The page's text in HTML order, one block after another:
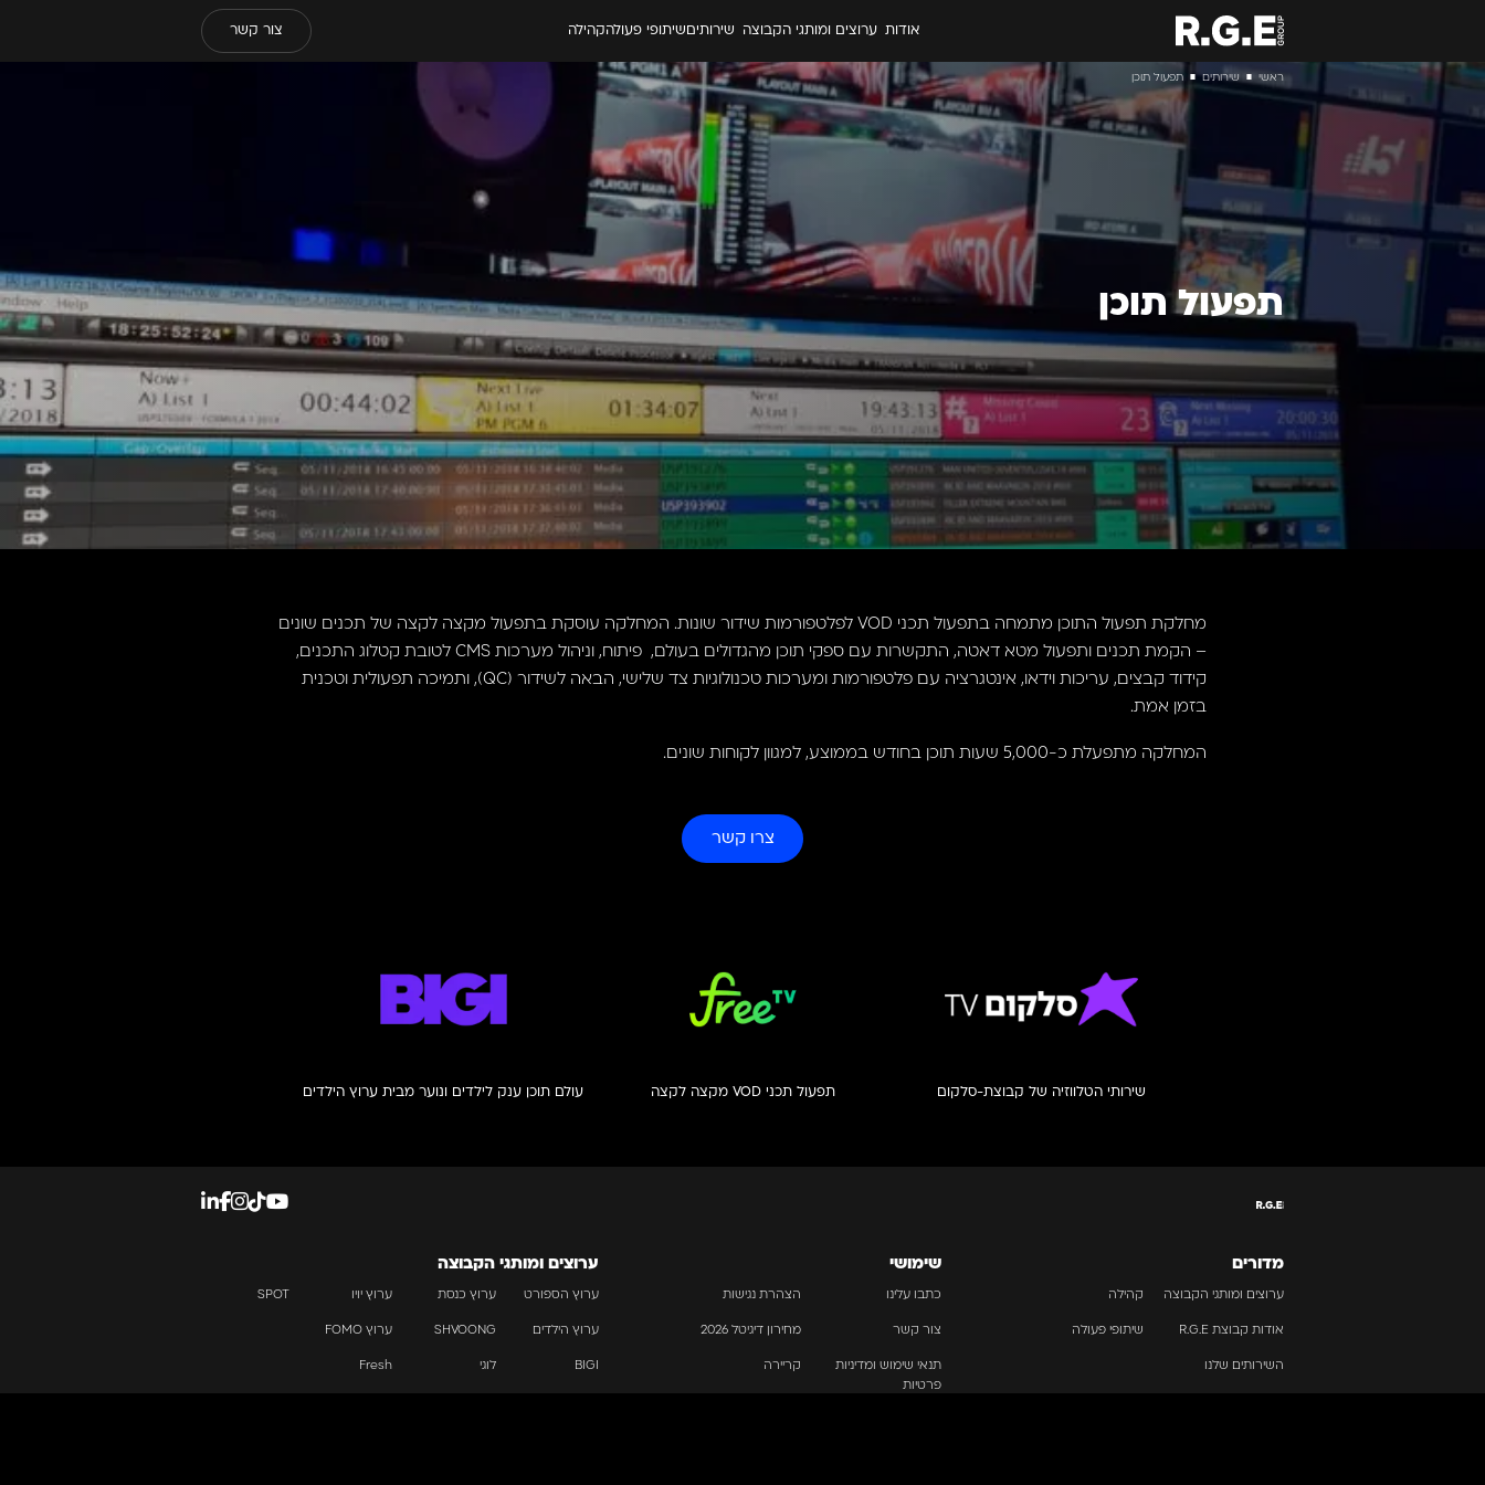
אודות ערוצים ומותגי הקבוצה שירותים שיתופי פעולהקהילה צור קשר
ראשי שירותים תפעול תוכן
תפעול תוכן
מחלקת תפעול התוכן מתמחה בתפעול תכני VOD לפלטפורמות שידור שונות. המחלקה עוסקת בתפעול מקצה לקצה של תכנים שונים
– הקמת תכנים ותפעול מטא דאטה, התקשרות עם ספקי תוכן מהגדולים בעולם, פיתוח, וניהול מערכות CMS לטובת קטלוג התכנים,
קידוד קבצים, עריכות וידאו, אינטגרציה עם פלטפורמות ומערכות טכנולוגיות צד שלישי, הבאה לשידור (QC), ותמיכה תפעולית וטכנית
בזמן אמת.
המחלקה מתפעלת כ-5,000 שעות תוכן בחודש בממוצע, למגוון לקוחות שונים.
צרו קשר
שירותי הטלווזיה של קבוצת-סלקום תפעול תכני VOD מקצה לקצה עולם תוכן ענק לילדים ונוער מבית ערוץ הילדים
מדורים
ערוצים ומותגי הקבוצה
אודות קבוצת R.G.E
השירותים שלנו
קהילה
שיתופי פעולה
שימושי
כתבו עלינו
צור קשר
תנאי שימוש ומדיניות
פרטיות
הצהרת נגישות
מחירון דיגיטל 2026
קריירה
ערוצים ומותגי הקבוצה
ערוץ הספורט
ערוץ הילדים
BIGI
ערוץ כנסת
SHVOONG
לוגי
ערוץ יויו
ערוץ FOMO
Fresh
SPOT